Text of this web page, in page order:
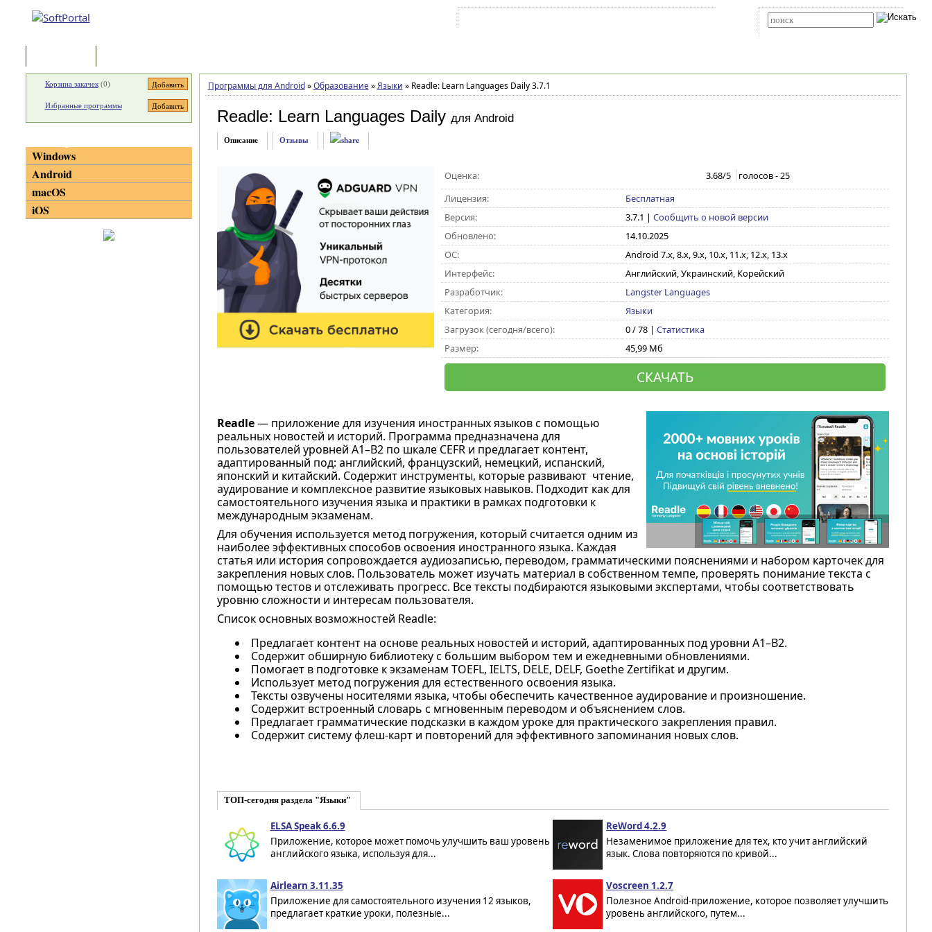
Программы для Android » Образование » Языки »Readle: Learn Languages Daily 3.7.1
Readle: Learn Languages Daily для Android
Описание Отзывы
Оценка: 3.68/5 голосов -25
Лицензия:
Бесплатная
Версия:
3.7.1 | Сообщить о новой версии
Обновлено:
14.10.2025
ОС:
Android 7.x, 8.x, 9.x, 10.x, 11.x, 12.x, 13.x
Интерфейс:
Английский, Украинский, Корейский
Разработчик:
Langster Languages
Категория:
Языки
Загрузок (сегодня/всего):
0 / 78 | Статистика
Размер:
45,99 Мб
СКАЧАТЬ
Readle— приложение для изучения иностранных языков с помощью
реальных новостей и историй. Программа предназначена для
пользователей уровней A1–B2 по шкале CEFR и предлагает контент,
адаптированный под: английский, французский, немецкий, испанский,
японский и китайский. Содержит инструменты, которые развивают чтение,
аудирование и комплексное развитие языковых навыков. Подходит как для
самостоятельного изучения языка и практики в рамках подготовки к
международным экзаменам.
Для обучения используется метод погружения, который считается одним из
наиболее эффективных способов освоения иностранного языка. Каждая
статья или история сопровождается аудиозаписью, переводом, грамматическими пояснениями и набором карточек для
закрепления новых слов. Пользователь может изучать материал в собственном темпе, проверять понимание текста с
помощью тестов и отслеживать прогресс. Все тексты подбираются языковыми экспертами, чтобы соответствовать
уровню сложности и интересам пользователя.
Список основных возможностей Readle:
Предлагает контент на основе реальных новостей и историй, адаптированных под уровни A1–B2.
Содержит обширную библиотеку с большим выбором тем и ежедневными обновлениями.
Помогает в подготовке к экзаменам TOEFL, IELTS, DELE, DELF, Goethe Zertifikat и другим.
Использует метод погружения для естественного освоения языка.
Тексты озвучены носителями языка, чтобы обеспечить качественное аудирование и произношение.
Содержит встроенный словарь с мгновенным переводом и объяснением слов.
Предлагает грамматические подсказки в каждом уроке для практического закрепления правил.
Содержит систему флеш-карт и повторений для эффективного запоминания новых слов.
ТОП-сегодня раздела "Языки"
ELSA Speak 6.6.9
Приложение, которое может помочь улучшить ваш уровень
английского языка, используя для...
ReWord 4.2.9
Незаменимое приложение для тех, кто учит английский
язык. Слова повторяются по кривой...
Airlearn 3.11.35
Приложение для самостоятельного изучения 12 языков,
предлагает краткие уроки, полезные...
Voscreen 1.2.7
Полезное Android-приложение, которое позволяет улучшить
уровень английского, путем...
Корзина закачек(0)
Избранные программы
Windows
Android
macOS
iOS